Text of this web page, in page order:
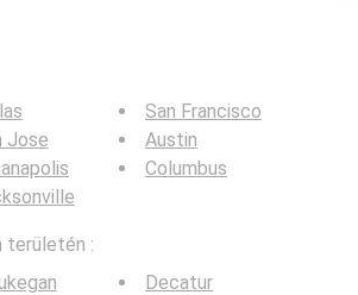
Jose
San Francisco
Austin
Columbus
területén :
Decatur